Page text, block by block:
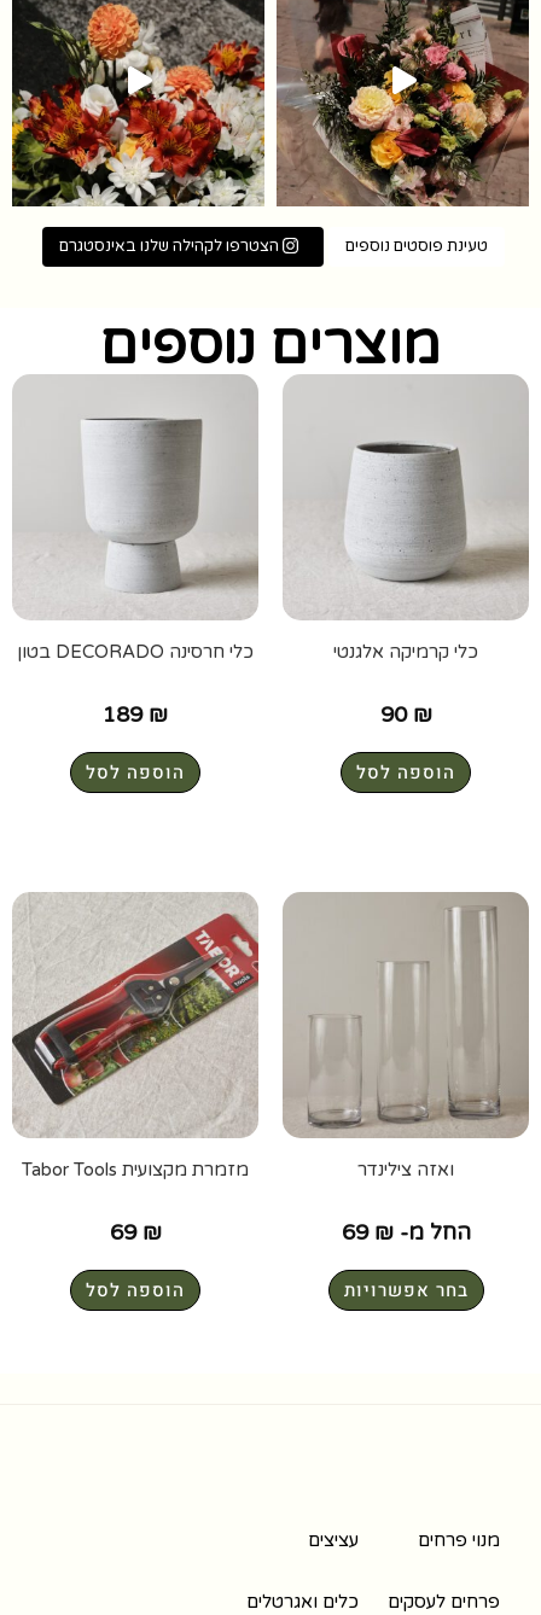
טעינת פוסטים נוספים הצטרפו לקהילה שלנו באינסטגרם
מוצרים נוספים
כלי קרמיקה אלגנטי
90 ₪
הוספה לסל
כלי חרסינה DECORADO בטון
189 ₪
הוספה לסל
ואזה צילינדר
החל מ- 69 ₪
בחר אפשרויות
מזמרת מקצועית Tabor Tools
69 ₪
הוספה לסל
מנוי פרחים
פרחים לעסקים
עציצים
כלים ואגרטלים